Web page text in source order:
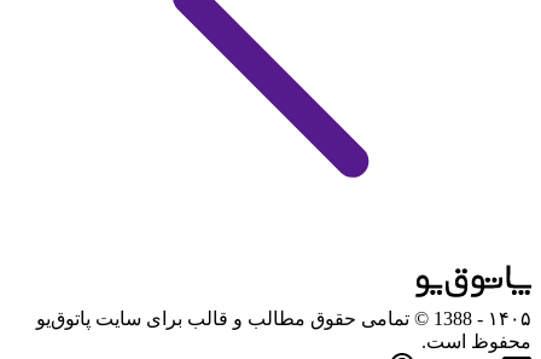
۱۴۰۵
- 1388 © تمامی حقوق مطالب و قالب برای سایت پاتوق‌یو
محفوظ است.